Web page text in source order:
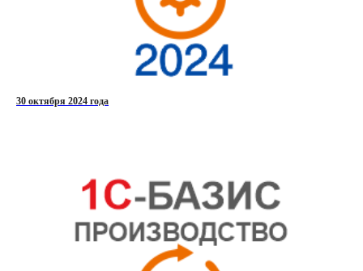
30 октября 2024 года